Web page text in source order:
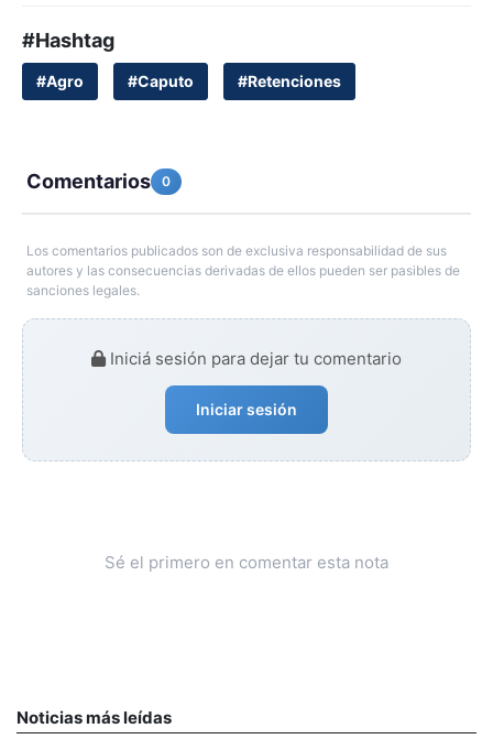
#Hashtag
#Agro #Caputo #Retenciones
Comentarios 0
Los comentarios publicados son de exclusiva responsabilidad de sus
autores y las consecuencias derivadas de ellos pueden ser pasibles de
sanciones legales.
Iniciá sesión para dejar tu comentario
Iniciar sesión
Sé el primero en comentar esta nota
Noticias más leídas